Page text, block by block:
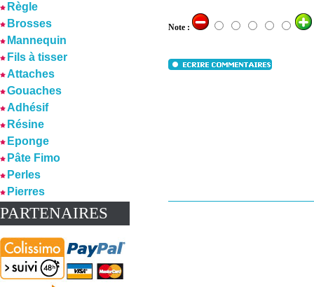
Règle
Brosses
Mannequin
Fils à tisser
Attaches
Gouaches
Adhésif
Résine
Eponge
Pâte Fimo
Perles
Pierres
PARTENAIRES
Note :